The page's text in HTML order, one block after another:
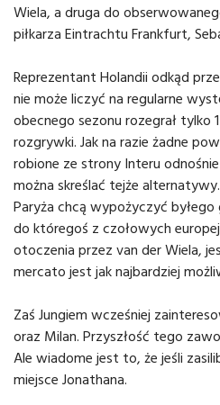
Wiela, a druga do
piłkarza Eintrachtu Frankfurt,
Reprezentant Holandii odkąd
nie może liczyć na regularne
obecnego sezonu rozegrał tylko
rozgrywki. Jak na razie żadne
robione ze strony Interu
można skreślać tejże
Paryża chcą wypożyczyć
do któregoś z czołowych
otoczenia przez van der Wiela,
mercato jest jak najbardziej
Zaś Jungiem wcześniej
oraz Milan. Przyszłość tego
Ale wiadome jest to, że jeśli
miejsce Jonathana.